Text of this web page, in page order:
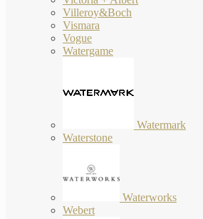
Villeroy&Boch
Vismara
Vogue
Watergame
Watermark
Waterstone
Waterworks
Webert